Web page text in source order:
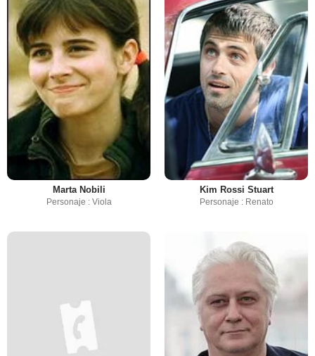
Marta Nobili
Personaje : Viola
Kim Rossi Stuart
Personaje : Renato